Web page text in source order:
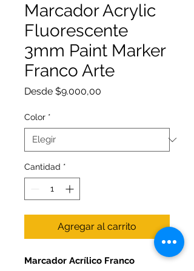
Marcador Acrylic
Fluorescente
3mm Paint Marker
Franco Arte
Desde $9.000,00
Color *
Cantidad *
Agregar al carrito
Marcador Acrílico Franco